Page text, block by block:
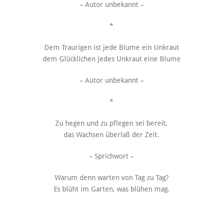
– Autor unbekannt –
*
Dem Traurigen ist jede Blume ein Unkraut
dem Glücklichen jedes Unkraut eine Blume
– Autor unbekannt –
*
Zu hegen und zu pflegen sei bereit,
das Wachsen überlaß der Zeit.
– Sprichwort –
Warum denn warten von Tag zu Tag?
Es blüht im Garten, was blühen mag.